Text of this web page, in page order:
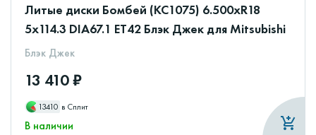
Литые диски Бомбей (КС1075) 6.500xR18
5x114.3 DIA67.1 ET42 Блэк Джек для Mitsubishi
Блэк Джек
13 410 ₽
13410 в Сплит
В наличии